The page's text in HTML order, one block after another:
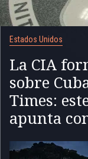
Estados Unidos
La CIA
sobre
Times:
apunta